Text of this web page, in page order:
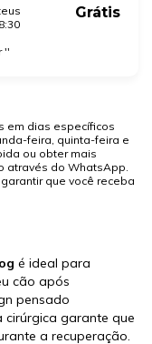
''
Grátis
em dias específicos
feira, quinta-feira e
ou obter mais
através do WhatsApp.
que você receba
é ideal para
cão após
pensado
cirúrgica garante que
a recuperação.